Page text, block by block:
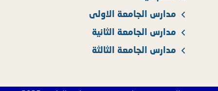
مدارس الجامعة الاولى
مدارس الجامعة الثانية
مدارس الجامعة الثالثة